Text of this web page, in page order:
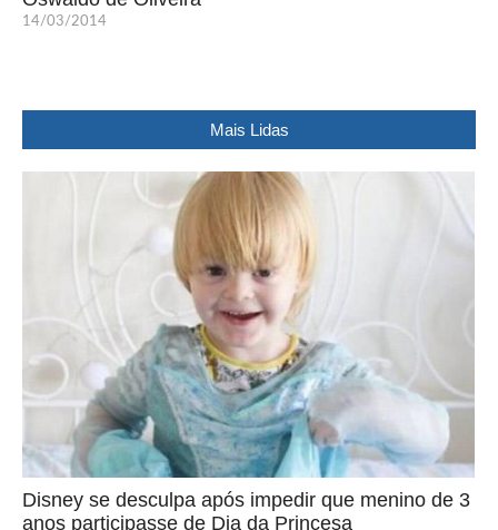
14/03/2014
Mais Lidas
Disney se desculpa após impedir que menino de 3
anos participasse de Dia da Princesa